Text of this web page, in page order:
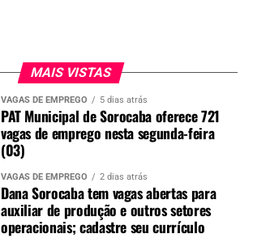
MAIS VISTAS
VAGAS DE EMPREGO 5 dias atrás
PAT Municipal de Sorocaba oferece 721
vagas de emprego nesta segunda-feira
(03)
VAGAS DE EMPREGO 2 dias atrás
Dana Sorocaba tem vagas abertas para
auxiliar de produção e outros setores
operacionais; cadastre seu currículo